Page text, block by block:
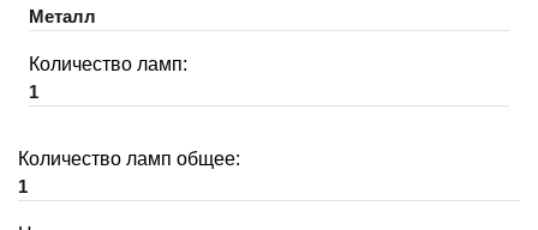
Металл
Количество ламп:
1
Количество ламп общее:
1